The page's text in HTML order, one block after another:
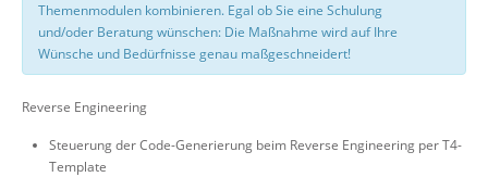
Themenmodulen kombinieren. Egal ob Sie eine Schulung
und/oder Beratung wünschen: Die Maßnahme wird auf Ihre
Wünsche und Bedürfnisse genau maßgeschneidert!
Reverse Engineering
Steuerung der Code-Generierung beim Reverse Engineering per T4-
Template